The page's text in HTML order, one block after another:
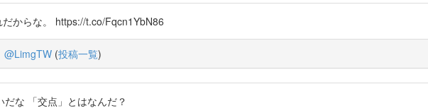
からな。 https://t.co/Fqcn1YbN86
@LimgTW (投稿一覧)
な 「交点」とはなんだ？